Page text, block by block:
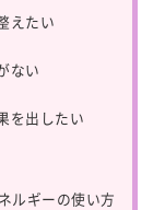
えたい
ない
を出したい
ルギーの使い方